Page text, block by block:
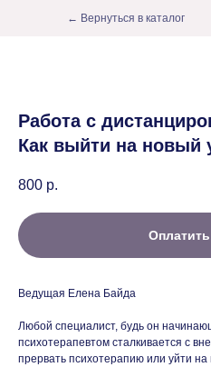
← Вернуться в каталог
Работа с
Как выйти на новый
800 р.
Ведущая Елена Байда
Любой специалист, будь он
психотерапевтом сталкивается с
прервать психотерапию или уйти